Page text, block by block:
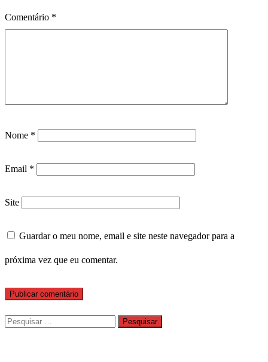
Comentário *
Nome *
Email *
Site
Guardar o meu nome, email e site neste navegador para a
próxima vez que eu comentar.
Pesquisar
por: